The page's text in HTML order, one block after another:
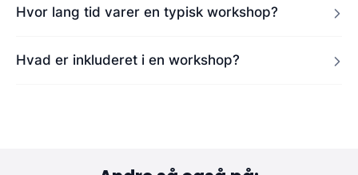
Hvor lang tid varer en typisk workshop?
Hvad er inkluderet i en workshop?